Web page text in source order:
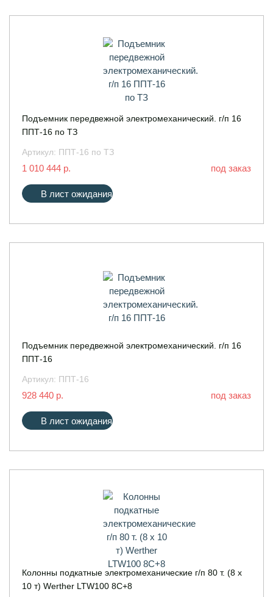
Подъемник передвежной электромеханический. г/п 16
ППТ-16 по ТЗ
Артикул: ППТ-16 по ТЗ
1 010 444 р. под заказ
В лист ожидания
Подъемник передвежной электромеханический. г/п 16
ППТ-16
Артикул: ППТ-16
928 440 р. под заказ
В лист ожидания
Колонны подкатные электромеханические г/п 80 т. (8 х
10 т) Werther LTW100 8C+8